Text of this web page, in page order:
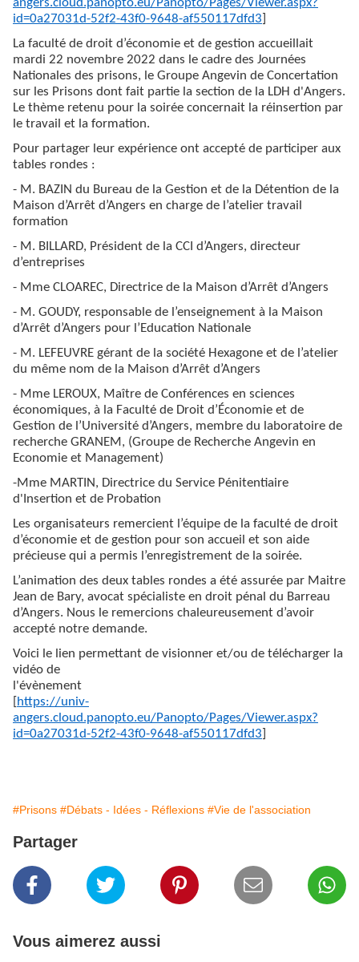
angers.cloud.panopto.eu/Panopto/Pages/Viewer.aspx?
id=0a27031d-52f2-43f0-9648-af550117dfd3]
La faculté de droit d’économie et de gestion accueillait
mardi 22 novembre 2022 dans le cadre des Journées
Nationales des prisons, le Groupe Angevin de Concertation
sur les Prisons dont fait partie la section de la LDH d'Angers.
Le thème retenu pour la soirée concernait la réinsertion par
le travail et la formation.
Pour partager leur expérience ont accepté de participer aux
tables rondes :
- M. BAZIN du Bureau de la Gestion et de la Détention de la
Maison d’Arrêt d’Angers en charge de l’atelier travail
formation
- M. BILLARD, Président de la CCI d’Angers, directeur
d’entreprises
- Mme CLOAREC, Directrice de la Maison d’Arrêt d’Angers
- M. GOUDY, responsable de l’enseignement à la Maison
d’Arrêt d’Angers pour l’Education Nationale
- M. LEFEUVRE gérant de la société Hexagone et de l’atelier
du même nom de la Maison d’Arrêt d’Angers
- Mme LEROUX, Maître de Conférences en sciences
économiques, à la Faculté de Droit d’Économie et de
Gestion de l’Université d’Angers, membre du laboratoire de
recherche GRANEM, (Groupe de Recherche Angevin en
Economie et Management)
-Mme MARTIN, Directrice du Service Pénitentiaire
d'Insertion et de Probation
Les organisateurs remercient l’équipe de la faculté de droit
d’économie et de gestion pour son accueil et son aide
précieuse qui a permis l’enregistrement de la soirée.
L’animation des deux tables rondes a été assurée par Maitre
Jean de Bary, avocat spécialiste en droit pénal du Barreau
d’Angers. Nous le remercions chaleureusement d’avoir
accepté notre demande.
Voici le lien permettant de visionner et/ou de télécharger la
vidéo de
l'évènement
[https://univ-
angers.cloud.panopto.eu/Panopto/Pages/Viewer.aspx?
id=0a27031d-52f2-43f0-9648-af550117dfd3]
#Prisons #Débats - Idées - Réflexions #Vie de l'association
Partager
Vous aimerez aussi